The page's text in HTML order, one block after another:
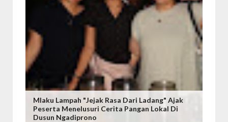
Mlaku Lampah "Jejak Rasa Dari Ladang" Ajak
Peserta Menelusuri Cerita Pangan Lokal Di
Dusun Ngadiprono